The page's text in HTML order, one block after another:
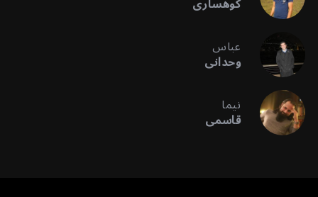
عباس
وحدانی
نیما
قاسمی